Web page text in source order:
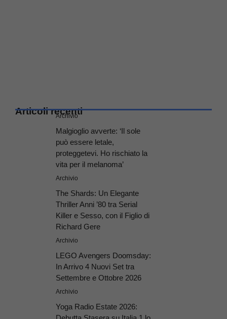
Articoli recenti
Archivio
Malgioglio avverte: ‘Il sole
può essere letale,
proteggetevi. Ho rischiato la
vita per il melanoma’
Archivio
The Shards: Un Elegante
Thriller Anni ’80 tra Serial
Killer e Sesso, con il Figlio di
Richard Gere
Archivio
LEGO Avengers Doomsday:
In Arrivo 4 Nuovi Set tra
Settembre e Ottobre 2026
Archivio
Yoga Radio Estate 2026: